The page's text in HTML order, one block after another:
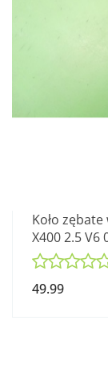
Koło zębate
X400 2.5 V6
49.99